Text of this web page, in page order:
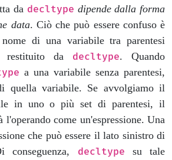
da decltype dipende dalla forma
data. Ciò che può essere confuso è
di una variabile tra parentesi
restituito da decltype. Quando
a una variabile senza parentesi,
quella variabile. Se avvolgiamo il
in uno o più set di parentesi, il
l'operando come un'espressione. Una
che può essere il lato sinistro di
conseguenza, decltype su tale